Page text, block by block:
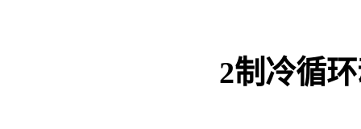
2制冷循